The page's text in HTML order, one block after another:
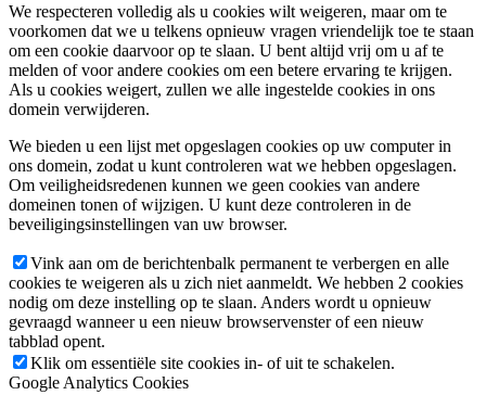
We respecteren volledig als u cookies wilt weigeren, maar om te
voorkomen dat we u telkens opnieuw vragen vriendelijk toe te staan
om een cookie daarvoor op te slaan. U bent altijd vrij om u af te
melden of voor andere cookies om een betere ervaring te krijgen.
Als u cookies weigert, zullen we alle ingestelde cookies in ons
domein verwijderen.
We bieden u een lijst met opgeslagen cookies op uw computer in
ons domein, zodat u kunt controleren wat we hebben opgeslagen.
Om veiligheidsredenen kunnen we geen cookies van andere
domeinen tonen of wijzigen. U kunt deze controleren in de
beveiligingsinstellingen van uw browser.
Vink aan om de berichtenbalk permanent te verbergen en alle
cookies te weigeren als u zich niet aanmeldt. We hebben 2 cookies
nodig om deze instelling op te slaan. Anders wordt u opnieuw
gevraagd wanneer u een nieuw browservenster of een nieuw
tabblad opent.
Klik om essentiële site cookies in- of uit te schakelen.
Google Analytics Cookies